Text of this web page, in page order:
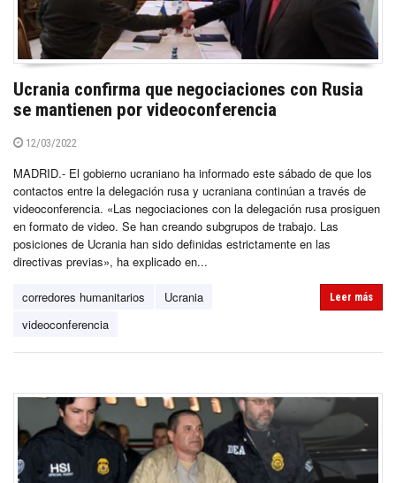
Ucrania confirma que negociaciones con Rusia
se mantienen por videoconferencia
12/03/2022
MADRID.- El gobierno ucraniano ha informado este sábado de que los
contactos entre la delegación rusa y ucraniana continúan a través de
videoconferencia. «Las negociaciones con la delegación rusa prosiguen
en formato de video. Se han creando subgrupos de trabajo. Las
posiciones de Ucrania han sido definidas estrictamente en las
directivas previas», ha explicado en...
corredores humanitarios
Ucrania
videoconferencia
Leer más